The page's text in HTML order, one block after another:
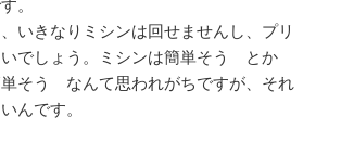
。
いきなりミシンは回せませんし、プリ
いでしょう。ミシンは簡単そう とか
そう なんて思われがちですが、それ
んです。